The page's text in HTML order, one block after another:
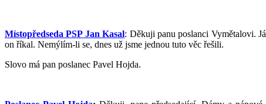
Místopředseda PSP Jan Kasal: Děkuji panu poslanci Vymětalovi.
on říkal. Nemýlím-li se, dnes už jsme jednou tuto věc řešili.
Slovo má pan poslanec Pavel Hojda.